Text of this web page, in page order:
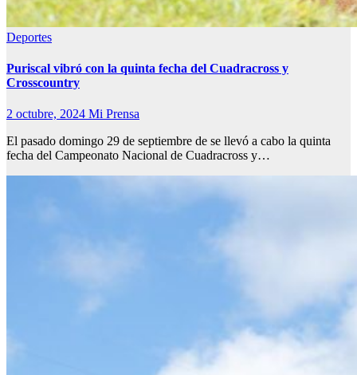
Deportes
Puriscal vibró con la quinta fecha del Cuadracross y
Crosscountry
2 octubre, 2024 Mi Prensa
El pasado domingo 29 de septiembre de se llevó a cabo la quinta
fecha del Campeonato Nacional de Cuadracross y…